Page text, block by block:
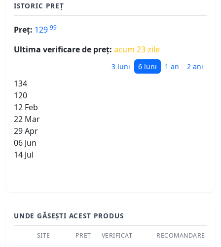
ISTORIC PREȚ
Preț: 129 99
Ultima verificare de preț: acum 23 zile
3 luni 6 luni 1 an 2 ani
134
120
12 Feb
22 Mar
29 Apr
06 Jun
14 Jul
UNDE GĂSEȘTI ACEST PRODUS
SITE PREȚ VERIFICAT RECOMANDARE